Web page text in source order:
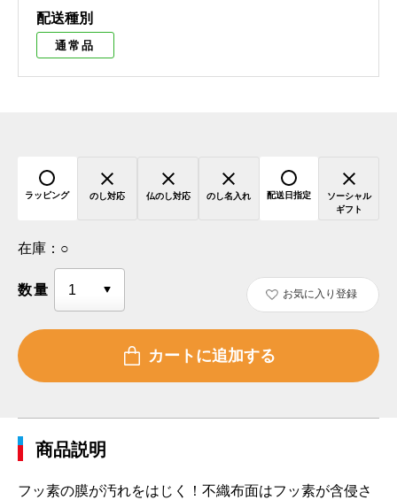
配送種別
通常品
ラッピング のし対応 仏のし対応 のし名入れ 配送日指定
ソーシャル
ギフト
在庫： ○
数量 お気に入り登録
商品説明
フッ素の膜が汚れをはじく！不織布面はフッ素が含侵さ